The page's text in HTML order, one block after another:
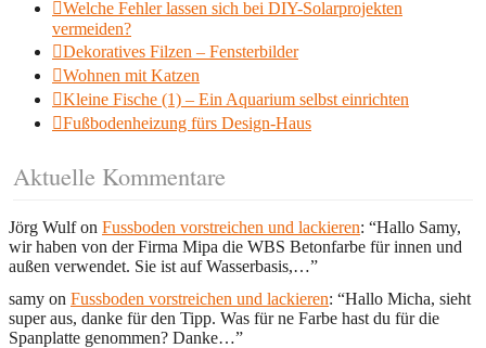
Welche Fehler lassen sich bei DIY-Solarprojekten
vermeiden?
Dekoratives Filzen – Fensterbilder
Wohnen mit Katzen
Kleine Fische (1) – Ein Aquarium selbst einrichten
Fußbodenheizung fürs Design-Haus
Aktuelle Kommentare
Jörg Wulfon Fussboden vorstreichen und lackieren: “Hallo Samy,
wir haben von der Firma Mipa die WBS Betonfarbe für innen und
außen verwendet. Sie ist auf Wasserbasis,…”
samy on Fussboden vorstreichen und lackieren: “Hallo Micha, sieht
super aus, danke für den Tipp. Was für ne Farbe hast du für die
Spanplatte genommen? Danke…”